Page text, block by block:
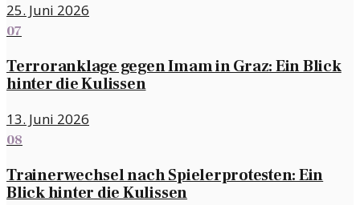
25. Juni 2026
07
Terroranklage gegen Imam in Graz: Ein Blick
hinter die Kulissen
13. Juni 2026
08
Trainerwechsel nach Spielerprotesten: Ein
Blick hinter die Kulissen